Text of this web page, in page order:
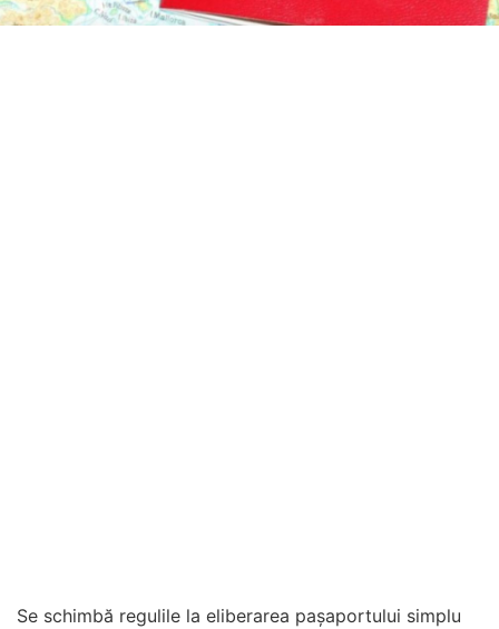
Se schimbă regulile la eliberarea paşaportului simplu